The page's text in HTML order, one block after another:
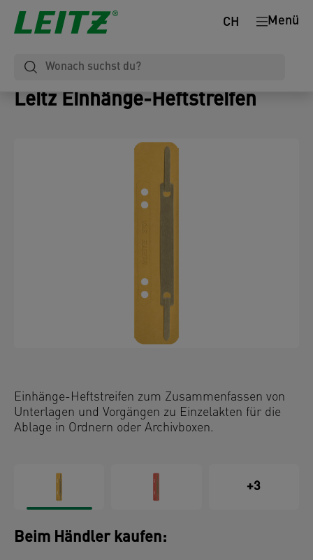
Menü
CH
Leitz Einhänge-Heftstreifen
Einhänge-Heftstreifen zum Zusammenfassen von
Unterlagen und Vorgängen zu Einzelakten für die
Ablage in Ordnern oder Archivboxen.
+3
Beim Händler kaufen: